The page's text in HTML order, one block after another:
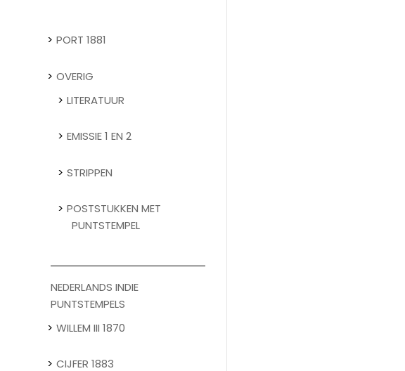
PORT 1881
OVERIG
LITERATUUR
EMISSIE 1 EN 2
STRIPPEN
POSTSTUKKEN MET
PUNTSTEMPEL
NEDERLANDS INDIE
PUNTSTEMPELS
WILLEM III 1870
CIJFER 1883